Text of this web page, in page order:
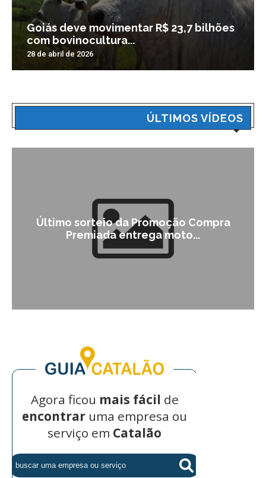
Goiás deve movimentar R$ 23,7 bilhões
com bovinocultura...
28 de abril de 2026
ÚLTIMOS VÍDEOS
Último sorteio da Promoção Compra
Premiada entrega moto...